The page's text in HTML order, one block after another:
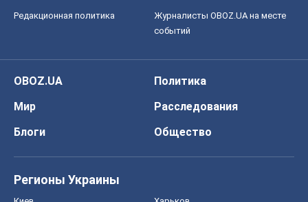
Редакционная политика
Журналисты OBOZ.UA на месте
событий
OBOZ.UA
Политика
Мир
Расследования
Блоги
Общество
Регионы Украины